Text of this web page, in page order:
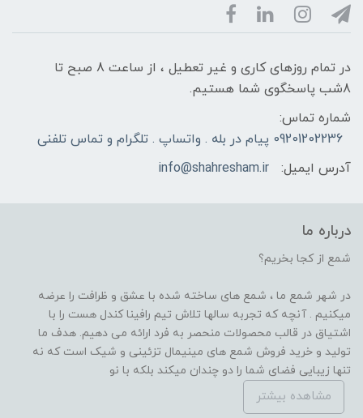
در تمام روزهای کاری و غیر تعطیل ، از ساعت 8 صبح تا
8شب پاسخگوی شما هستیم.
شماره تماس:
09201202236 پیام در بله . واتساپ . تلگرام و تماس تلفنی
آدرس ایمیل:
info@shahresham.ir
درباره ما
شمع از کجا بخریم؟
در شهر شمع ما ، شمع های ساخته شده با عشق و ظرافت را عرضه
میکنیم . آنچه که تجربه سالها تلاش تیم رافینا کندل هست را با
اشتیاق در قالب محصولات منحصر به فرد ارائه می دهیم. هدف ما
تولید و خرید فروش شمع های مینیمال تزئینی و شیک است که نه
تنها زیبایی فضای شما را دو چندان میکند بلکه با نو
مشاهده بیشتر